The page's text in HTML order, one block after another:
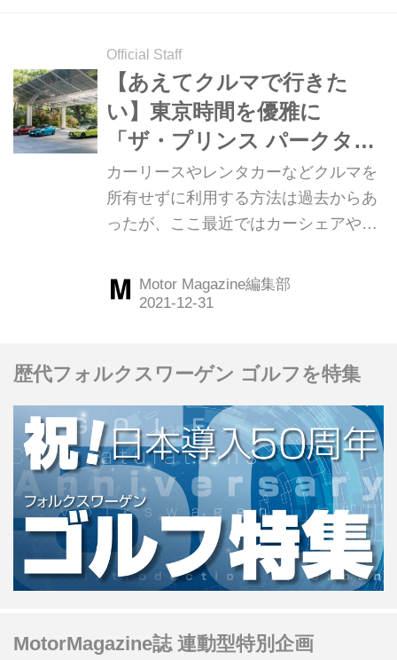
Official Staff
【あえてクルマで行きた
い】東京時間を優雅に
「ザ・プリンス パークタワ
ー東京 （東京都港区） 」
カーリースやレンタカーなどクルマを
所有せずに利用する方法は過去からあ
ったが、ここ最近ではカーシェアやサ
より身近になった。そんな、運転免許
さえ持っていれば誰でもドライブに行
にある「ザ・プリンス パークタワー東
京」に行ってみた。（Motor
Magazine2021年6月号より）
Motor Magazine編集部
歴代フォルクスワーゲン ゴルフを特集
MotorMagazine誌 連動型特別企画